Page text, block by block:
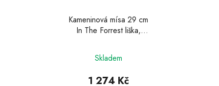
Kameninová mísa 29 cm
In The Forrest liška,
Skladem
1 274 Kč